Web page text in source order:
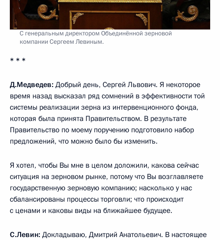
С генеральным директором Объединённой зерновой
компании Сергеем Левиным.
* * *
Д.Медведев: Добрый день, Сергей Львович. Я некоторое
время назад высказал ряд сомнений в эффективности той
системы реализации зерна из интервенционного фонда,
которая была принята Правительством. В результате
Правительство по моему поручению подготовило набор
предложений, что можно было бы изменить.
Я хотел, чтобы Вы мне в целом доложили, какова сейчас
ситуация на зерновом рынке, потому что Вы возглавляете
государственную зерновую компанию; насколько у нас
сбалансированы процессы торговли; что происходит
с ценами и каковы виды на ближайшее будущее.
С.Левин: Докладываю, Дмитрий Анатольевич. В настоящее